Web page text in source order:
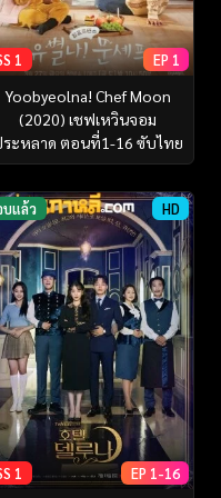
1 EP 1
Yoobyeolna! Chef Moon
(2020) เชฟเหวินจอม
ะหลาด ตอนที่1-16 ซับไทย
บแล้ว HD
1 EP 1-16